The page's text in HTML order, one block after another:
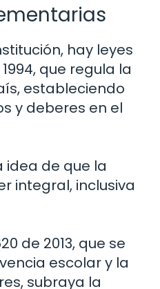
hay leyes
que regula la
estableciendo
y deberes en el
idea de que la
integral, inclusiva
de 2013, que se
escolar y la
subraya la